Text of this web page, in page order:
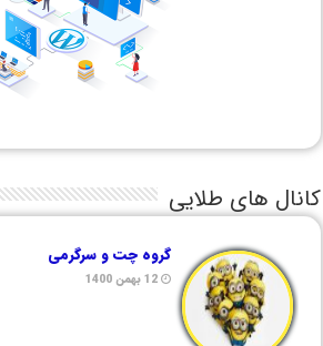
کانال های طلایی
گروه چت و سرگرمی
12 بهمن 1400